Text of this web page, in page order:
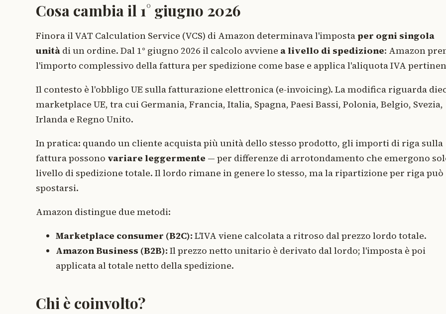
Cosa cambia il 1° giugno 2026
Finora il VAT Calculation Service (VCS) di Amazon determinava l'impostaper ogni singola
unità di un ordine. Dal 1° giugno 2026 il calcolo avviene a livello di spedizione: Amazon
l'importo complessivo della fattura per spedizione come base e applica l'aliquota IVA
Il contesto è l'obbligo UE sulla fatturazione elettronica (e-invoicing). La modifica riguarda
marketplace UE, tra cui Germania, Francia, Italia, Spagna, Paesi Bassi, Polonia, Belgio, Svezia,
Irlanda e Regno Unito.
In pratica: quando un cliente acquista più unità dello stesso prodotto, gli importi di riga sulla
fattura possono variare leggermente — per differenze di arrotondamento che emergono
livello di spedizione totale. Il lordo rimane in genere lo stesso, ma la ripartizione per riga può
spostarsi.
Amazon distingue due metodi:
Marketplace consumer (B2C): L'IVA viene calcolata a ritroso dal prezzo lordo totale.
Amazon Business (B2B): Il prezzo netto unitario è derivato dal lordo; l'imposta è poi
applicata al totale netto della spedizione.
Chi è coinvolto?